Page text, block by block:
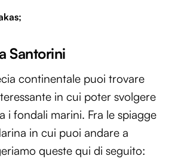
Santorini
continentale puoi trovare
in cui poter svolgere
i fondali marini. Fra le spiagge
in cui puoi andare a
queste qui di seguito: